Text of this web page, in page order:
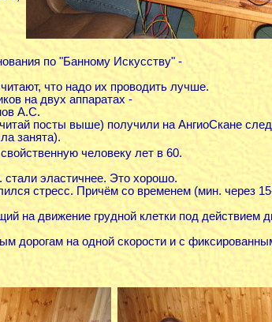
по "Банному Искусству" -
что надо их проводить лучше.
на двух аппаратах -
А.С.
посты выше) получили на АнгиоСкане
занята).
человеку лет в 60.
стали эластичнее. Это хорошо.
стресс. Причём со временем (мин. через
на движение грудной клетки под действием
дорогам на одной скорости и с